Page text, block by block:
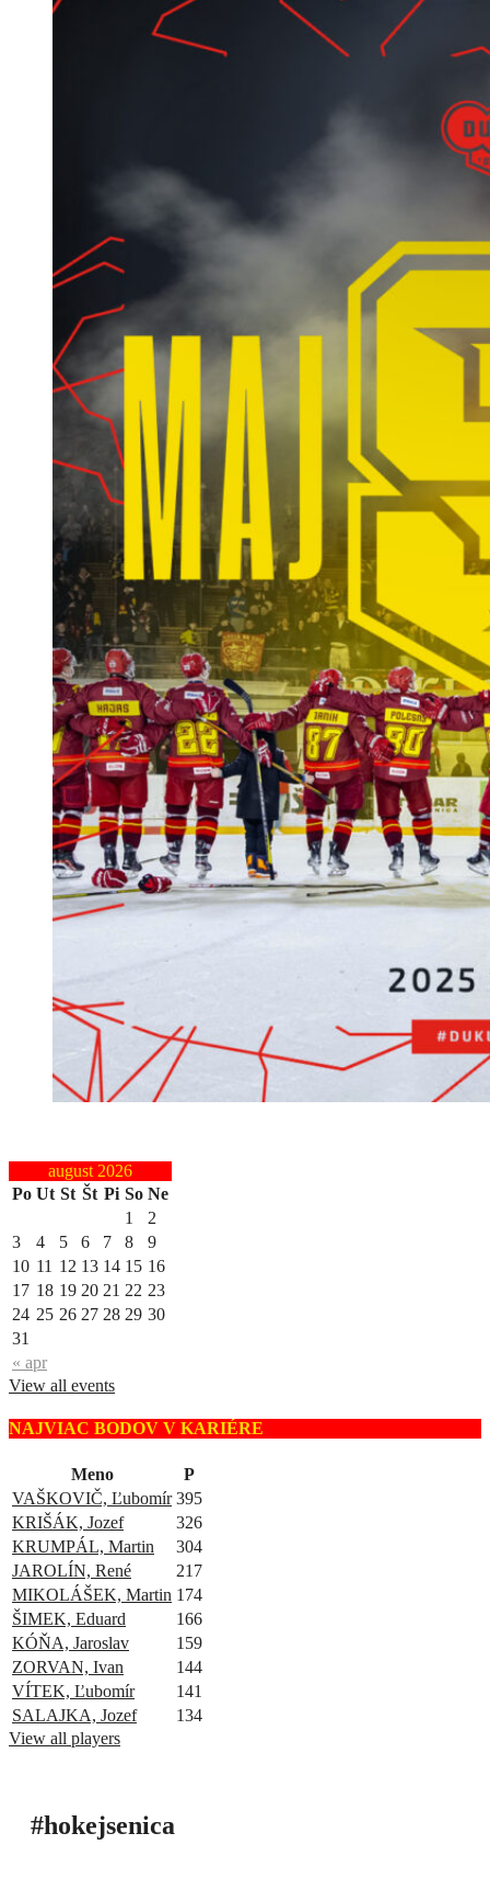
august 2026
Po Ut St Št Pi So Ne
« apr
1
2
3
4 5 6 7 8
9
10 11 12 13 14 15 16
17 18 19 20 21 22 23
24 25 26 27 28 29 30
31
View all events
NAJVIAC BODOV V KARIÉRE
Meno
P
VAŠKOVIČ, Ľubomír 395
KRIŠÁK, Jozef
326
KRUMPÁL, Martin
304
JAROLÍN, René
217
MIKOLÁŠEK, Martin 174
ŠIMEK, Eduard
166
KÓŇA, Jaroslav
159
ZORVAN, Ivan
144
VÍTEK, Ľubomír
141
SALAJKA, Jozef
134
View all players
#hokejsenica